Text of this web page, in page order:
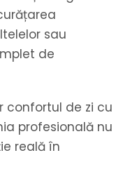
sau
de
confortul de zi cu
profesională nu
reală în